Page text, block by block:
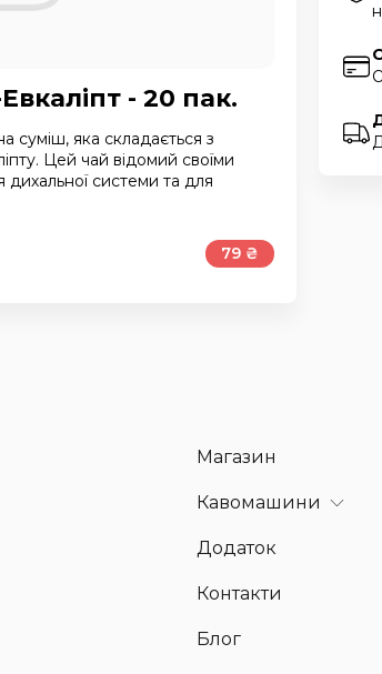
- 20 пак.
суміш, яка складається з
Цей чай відомий своїми
системи та для
79 ₴
Магазин
Кавомашини
Додаток
Контакти
Блог